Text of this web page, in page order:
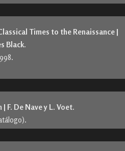
Times to the Renaissance |
Black.
F. De Nave y L. Voet.